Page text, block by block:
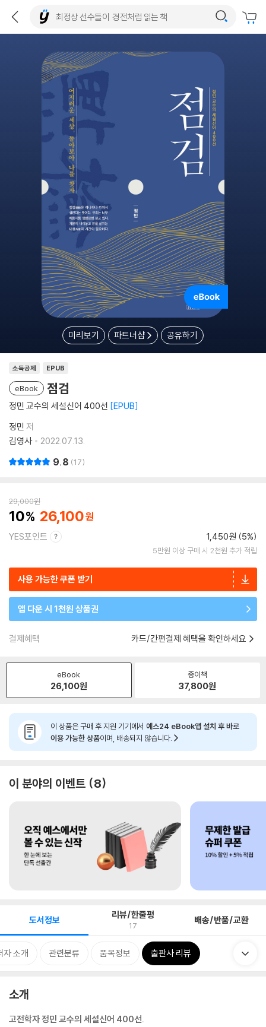
미리보기 파트너샵 공유하기
소득공제 EPUB
eBook 점검
정민 교수의 세설신어 400선 EPUB
정민 저
김영사
2022.07.13.
9.8 17
29,000원
10 26,100
YES포인트 1,450원 (5%)
5만원 이상 구매 시 2천원 추가 적립
사용 가능한 쿠폰 받기
앱 다운 시 1천원 상품권
결제혜택 카드/간편결제 혜택을 확인하세요
eBook
26,100원
종이책
37,800원
이 상품은 구매 후 지원 기기에서 예스24 eBook앱 설치 후 바로
이용 가능한 상품이며, 배송되지 않습니다.
이 분야의 이벤트 8
도서정보 리뷰/한줄평
17 배송/반품/교환
자 소개 관련분류 품목정보 출판사 리뷰
소개
고전학자 정민 교수의 세설신어 400선.